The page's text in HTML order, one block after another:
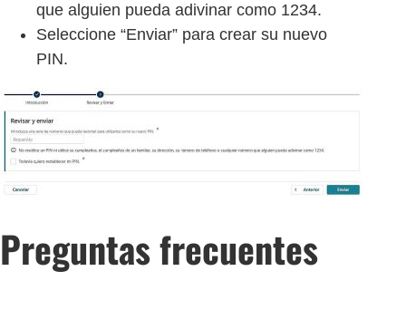
que alguien pueda adivinar como 1234.
Seleccione “Enviar” para crear su nuevo
PIN.
Preguntas frecuentes